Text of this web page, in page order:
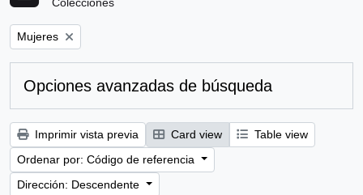
Remove filter:
Mujeres
Opciones avanzadas de búsqueda
Imprimir vista previa Card view
Table view
Ordenar por: Código de referencia
Dirección: Descendente